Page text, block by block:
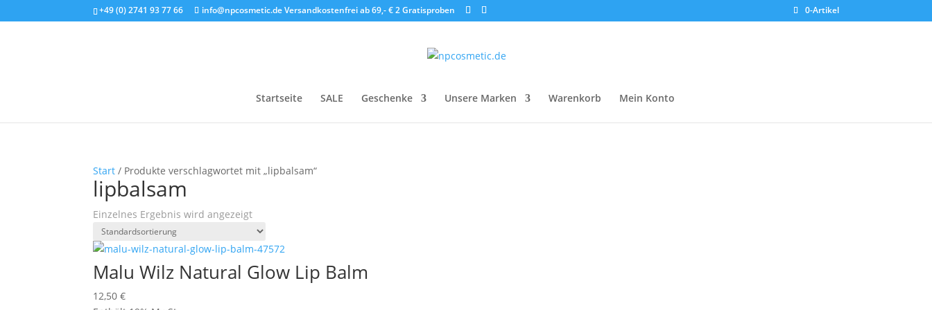
+49 (0) 2741 93 77 66 info@npcosmetic.de Versandkostenfrei ab 69,- € 2 Gratisproben 0-Artikel
Startseite SALE Geschenke Unsere Marken Warenkorb Mein Konto
Start / Produkte verschlagwortet mit „lipbalsam“
lipbalsam
Einzelnes Ergebnis wird angezeigt
Malu Wilz Natural Glow Lip Balm
12,50€